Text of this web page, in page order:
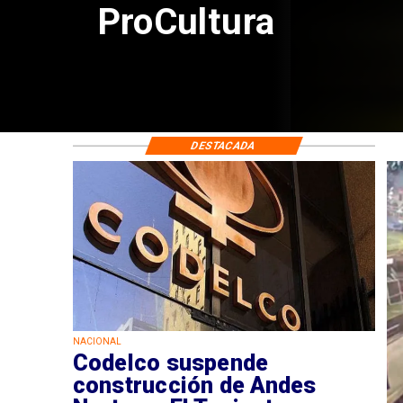
por riesgos
NACIONAL
Codelco suspende
construcción de Andes
DESTACADA